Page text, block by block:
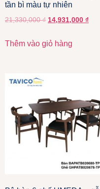
tần bì màu tự nhiên
21,330,000₫ 14,931,000 ₫
Thêm vào giỏ hàng